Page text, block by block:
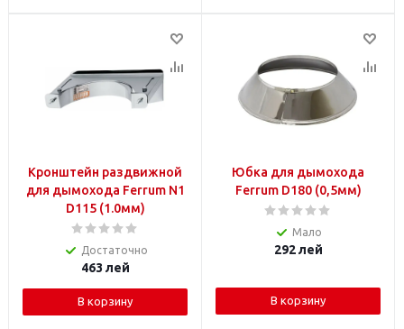
Кронштейн раздвижной
для дымохода Ferrum N1
D115 (1.0мм)
Достаточно
463 лей
В корзину
Юбка для дымохода
Ferrum D180 (0,5мм)
Мало
292лей
В корзину